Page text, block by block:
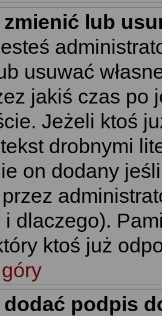
lub
usuwać
jakiś czas
Jeżeli ktoś
drobnymi
on dodany
dlaczego).
ktoś już
dodać podpis